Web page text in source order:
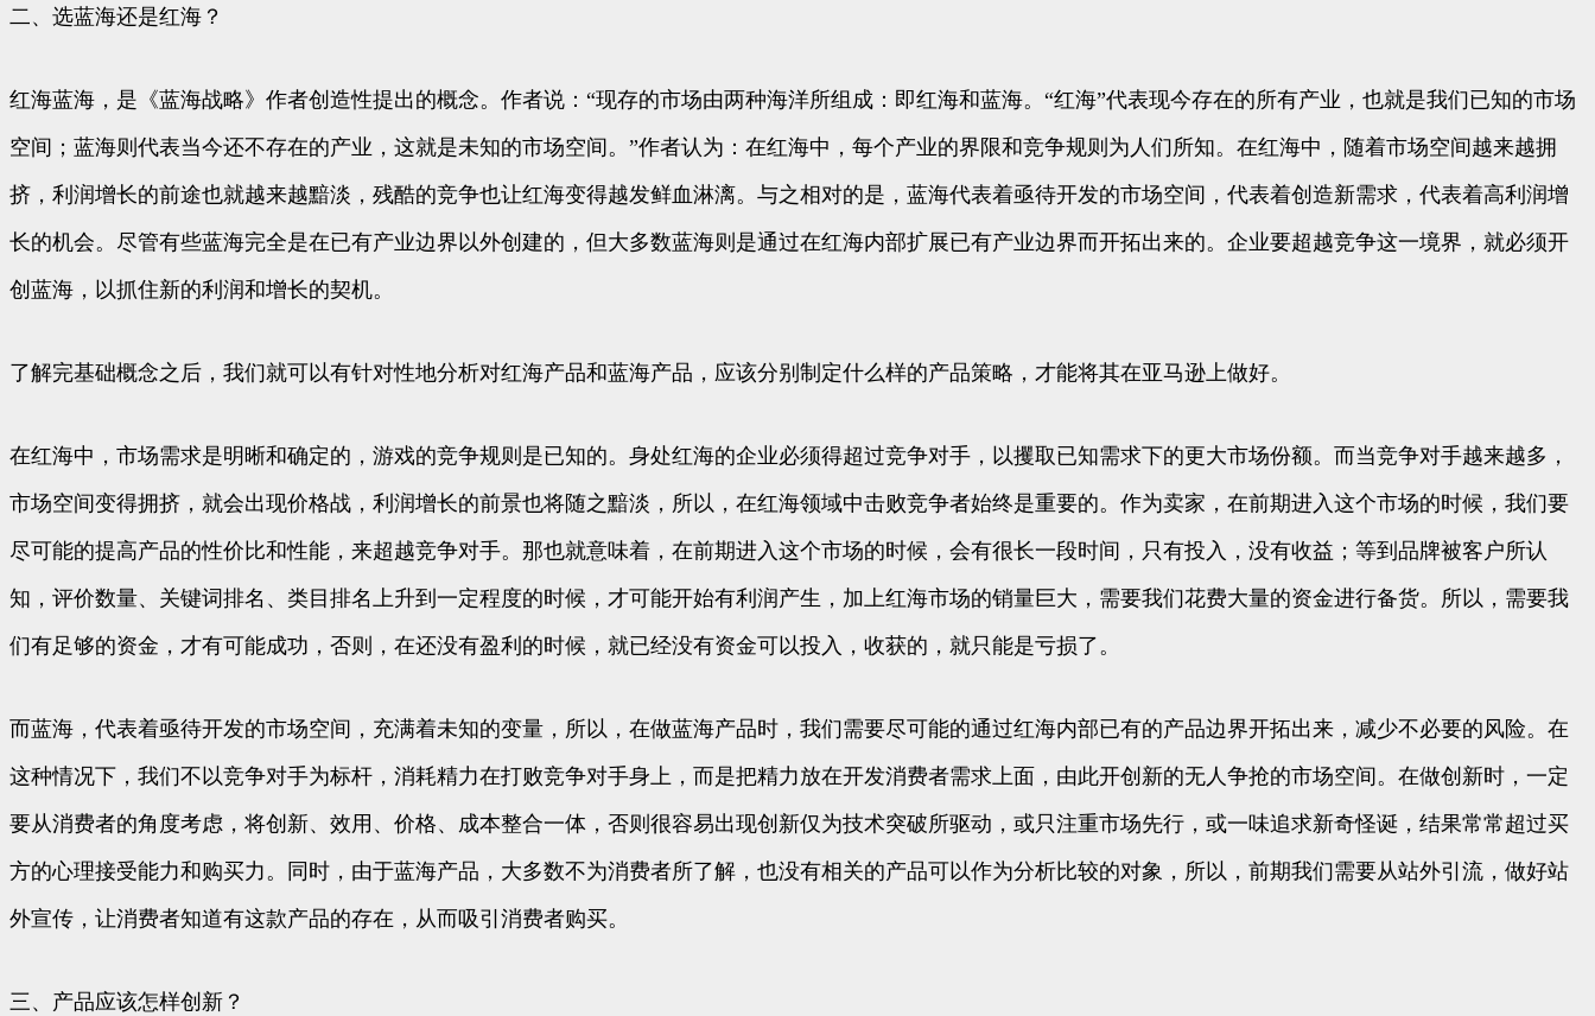
二、选蓝海还是红海？
红海蓝海，是《蓝海战略》作者创造性提出的概念。作者说：“现存的市场由两种海洋所组成：即红海和蓝海。“红海”代表现今存在的所有产业，也就是我们已知的市场
空间；蓝海则代表当今还不存在的产业，这就是未知的市场空间。”作者认为：在红海中，每个产业的界限和竞争规则为人们所知。在红海中，随着市场空间越来越拥
挤，利润增长的前途也就越来越黯淡，残酷的竞争也让红海变得越发鲜血淋漓。与之相对的是，蓝海代表着亟待开发的市场空间，代表着创造新需求，代表着高利润增
长的机会。尽管有些蓝海完全是在已有产业边界以外创建的，但大多数蓝海则是通过在红海内部扩展已有产业边界而开拓出来的。企业要超越竞争这一境界，就必须开
创蓝海，以抓住新的利润和增长的契机。
了解完基础概念之后，我们就可以有针对性地分析对红海产品和蓝海产品，应该分别制定什么样的产品策略，才能将其在亚马逊上做好。
在红海中，市场需求是明晰和确定的，游戏的竞争规则是已知的。身处红海的企业必须得超过竞争对手，以攫取已知需求下的更大市场份额。而当竞争对手越来越多，
市场空间变得拥挤，就会出现价格战，利润增长的前景也将随之黯淡，所以，在红海领域中击败竞争者始终是重要的。作为卖家，在前期进入这个市场的时候，我们要
尽可能的提高产品的性价比和性能，来超越竞争对手。那也就意味着，在前期进入这个市场的时候，会有很长一段时间，只有投入，没有收益；等到品牌被客户所认
知，评价数量、关键词排名、类目排名上升到一定程度的时候，才可能开始有利润产生，加上红海市场的销量巨大，需要我们花费大量的资金进行备货。所以，需要我
们有足够的资金，才有可能成功，否则，在还没有盈利的时候，就已经没有资金可以投入，收获的，就只能是亏损了。
而蓝海，代表着亟待开发的市场空间，充满着未知的变量，所以，在做蓝海产品时，我们需要尽可能的通过红海内部已有的产品边界开拓出来，减少不必要的风险。在
这种情况下，我们不以竞争对手为标杆，消耗精力在打败竞争对手身上，而是把精力放在开发消费者需求上面，由此开创新的无人争抢的市场空间。在做创新时，一定
要从消费者的角度考虑，将创新、效用、价格、成本整合一体，否则很容易出现创新仅为技术突破所驱动，或只注重市场先行，或一味追求新奇怪诞，结果常常超过买
方的心理接受能力和购买力。同时，由于蓝海产品，大多数不为消费者所了解，也没有相关的产品可以作为分析比较的对象，所以，前期我们需要从站外引流，做好站
外宣传，让消费者知道有这款产品的存在，从而吸引消费者购买。
三、产品应该怎样创新？